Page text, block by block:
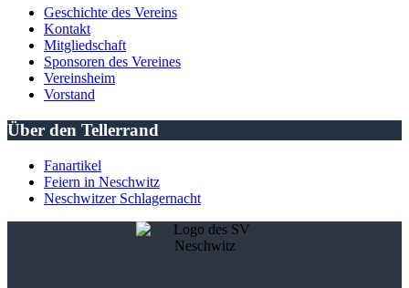
Geschichte des Vereins
Kontakt
Mitgliedschaft
Sponsoren des Vereines
Vereinsheim
Vorstand
Über den Tellerrand
Fanartikel
Feiern in Neschwitz
Neschwitzer Schlagernacht